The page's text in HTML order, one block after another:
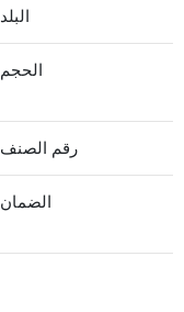
البلد
الحجم
رقم الصنف
الضمان